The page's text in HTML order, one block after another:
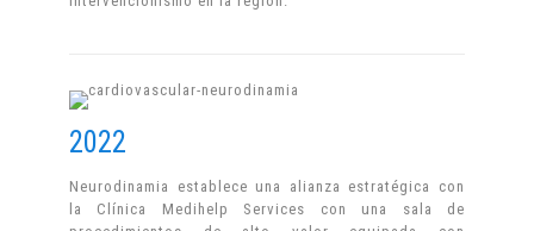
2022
Neurodinamia establece una alianza estratégica con
la Clínica Medihelp Services con una sala de